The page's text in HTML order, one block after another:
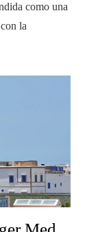
como una
la